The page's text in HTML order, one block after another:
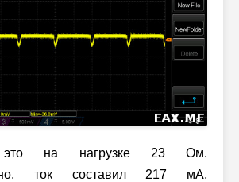
это на нагрузке 23 Ом.
ток составил 217 мА,